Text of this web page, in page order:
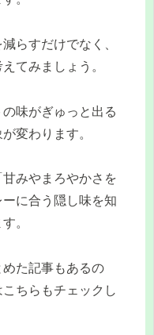
らすだけでなく、
てみましょう。
味がぎゅっと出る
変わります。
甘みやまろやかさを
に合う隠し味を知
。
た記事もあるの
ちらもチェックし